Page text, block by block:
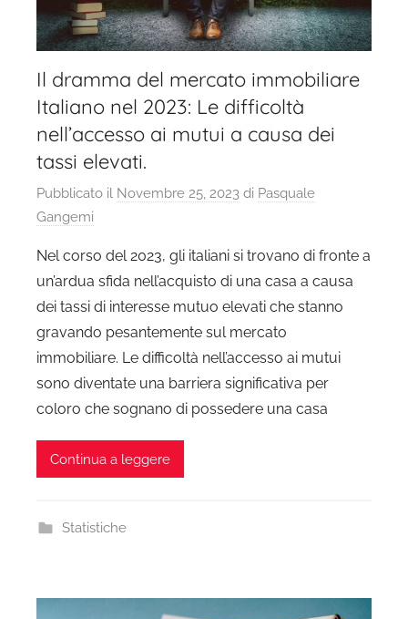
Il dramma del mercato immobiliare
Italiano nel 2023: Le difficoltà
nell’accesso ai mutui a causa dei
tassi elevati.
Pubblicato il Novembre 25, 2023 di Pasquale
Gangemi
Nel corso del 2023, gli italiani si trovano di fronte a
un’ardua sfida nell’acquisto di una casa a causa
dei tassi di interesse mutuo elevati che stanno
gravando pesantemente sul mercato
immobiliare. Le difficoltà nell’accesso ai mutui
sono diventate una barriera significativa per
coloro che sognano di possedere una casa
Continua a leggere
Statistiche